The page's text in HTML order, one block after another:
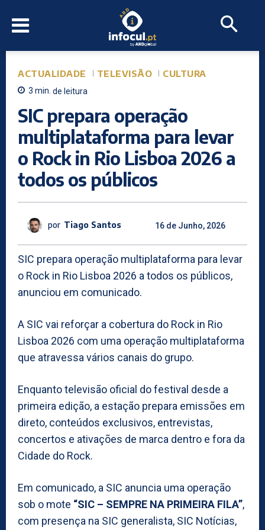
ACTUALIDADE TELEVISÃO CULTURA
3 min. de leitura
SIC prepara operação
multiplataforma para levar
o Rock in Rio Lisboa 2026 a
todos os públicos
por Tiago Santos 16 de Junho, 2026
SIC prepara operação multiplataforma para levar
o Rock in Rio Lisboa 2026 a todos os públicos,
anunciou em comunicado.
A SIC vai reforçar a cobertura do Rock in Rio
Lisboa 2026 com uma operação multiplataforma
que atravessa vários canais do grupo.
Enquanto televisão oficial do festival desde a
primeira edição, a estação prepara emissões em
direto, conteúdos exclusivos, entrevistas,
concertos e ativações de marca dentro e fora da
Cidade do Rock.
Em comunicado, a SIC anuncia uma operação
sob o mote “SIC – SEMPRE NA PRIMEIRA FILA”,
com presença na SIC generalista, SIC Notícias,